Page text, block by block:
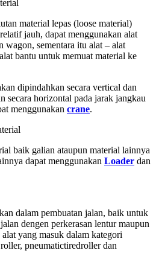
material lepas (loose material)
jauh, dapat menggunakan alat
wagon, sementara itu alat – alat
bantu untuk memuat material ke
dipindahkan secara vertical dan
secara horizontal pada jarak jangkau
menggunakan crane.
baik galian ataupun material lainnya
dapat menggunakan Loader dan
dalam pembuatan jalan, baik untuk
dengen perkerasan lentur maupun
yang masuk dalam kategori
pneumatictiredroller dan